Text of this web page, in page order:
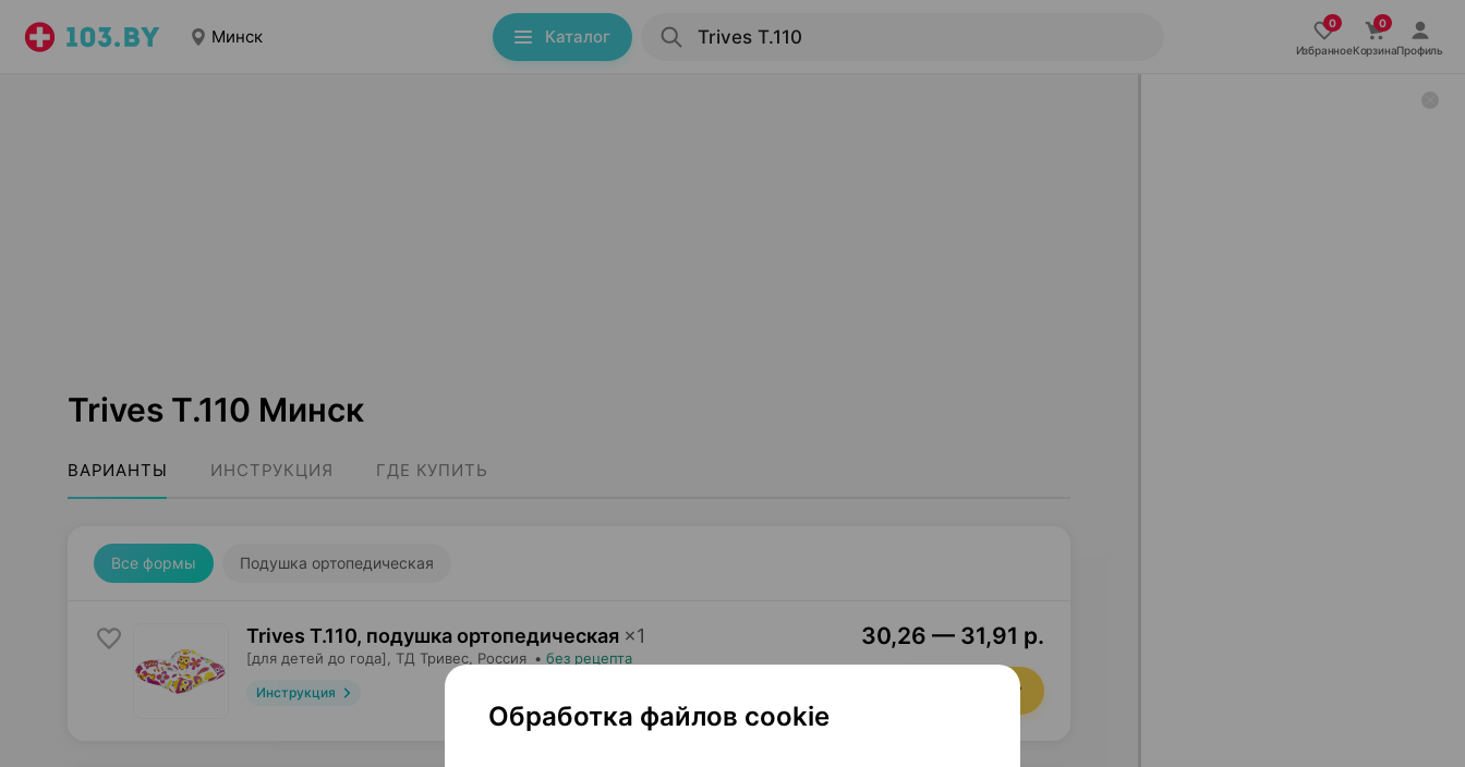
Минск Каталог
ИзбранноеКорзинаПрофиль
Trives T.110 Минск
ВАРИАНТЫ ИНСТРУКЦИЯ ГДЕ КУПИТЬ
Все формы Подушка ортопедическая
Trives T.110, подушка ортопедическая ×1
[для детей до года], ТД Тривес , Россия • без рецепта
Инструкция
30,26 — 31,91 р.
В корзину
Обработка файлов cookie